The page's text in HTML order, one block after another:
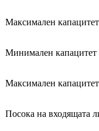
Максимален
Минимален капацитет
Максимален
Посока на входящата